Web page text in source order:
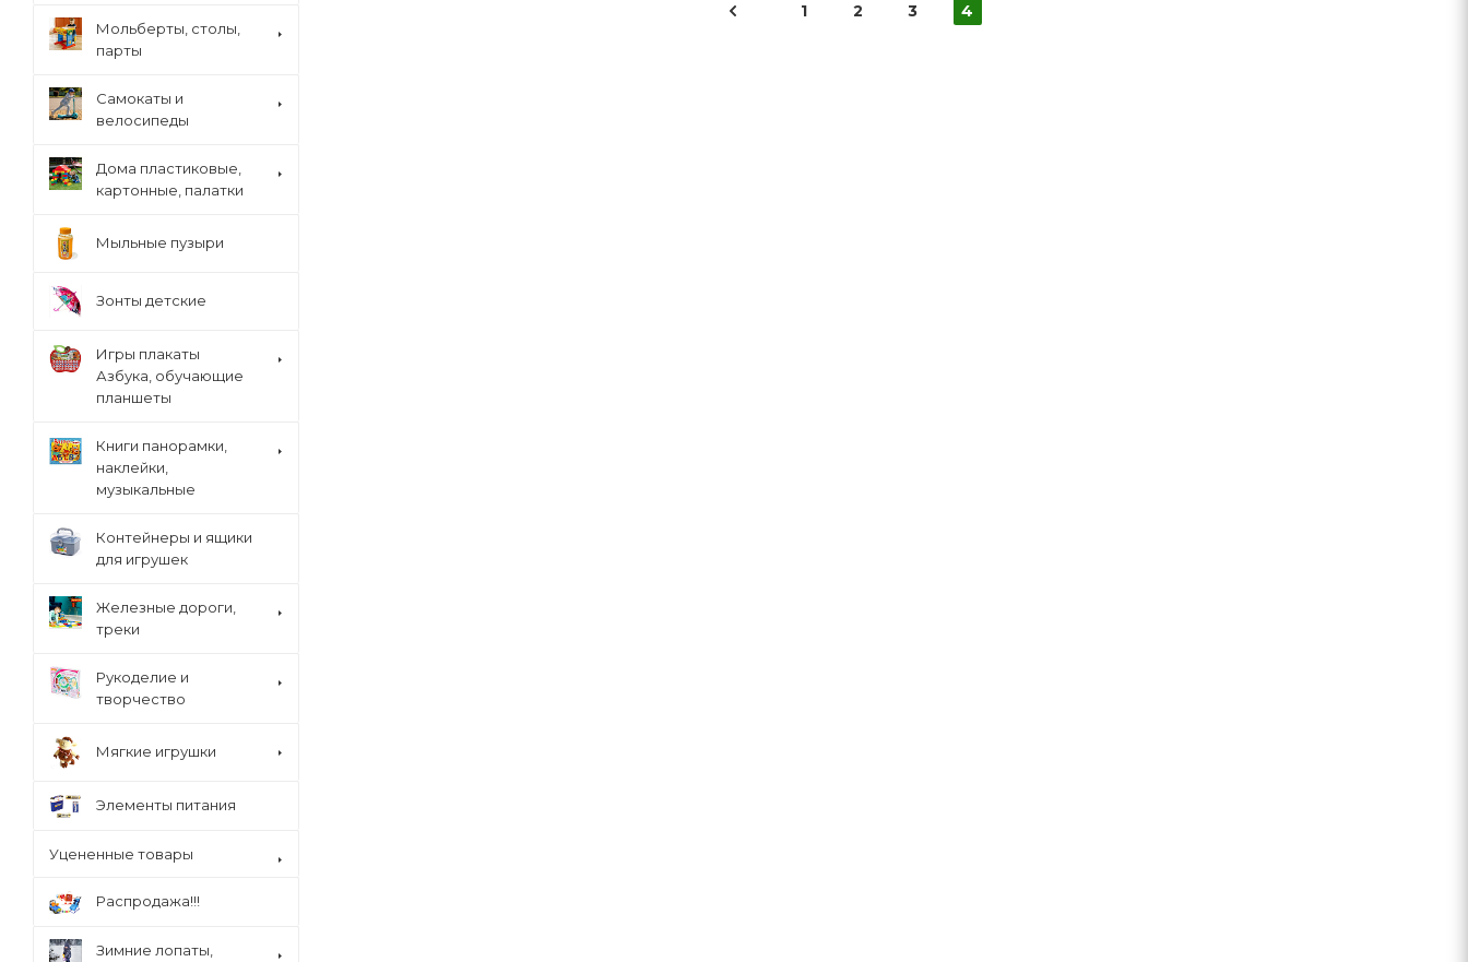
1 2 3 4
Мольберты, столы,
парты
Cамокаты и
велосипеды
Дома пластиковые,
картонные, палатки
Мыльные пузыри
Зонты детские
Игры плакаты
Азбука, обучающие
планшеты
Книги панорамки,
наклейки,
музыкальные
Контейнеры и ящики
для игрушек
Железные дороги,
треки
Рукоделие и
творчество
Мягкие игрушки
Элементы питания
Уцененные товары
Распродажа!!!
Зимние лопаты,